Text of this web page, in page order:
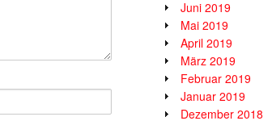
Juni 2019
Mai 2019
April 2019
März 2019
Februar 2019
Januar 2019
Dezember 2018